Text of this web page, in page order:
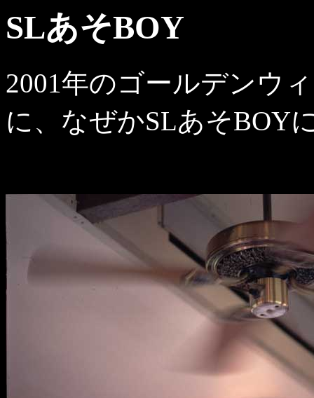
SLあそBOY
2001年のゴールデンウ
に、なぜかSLあそBOY